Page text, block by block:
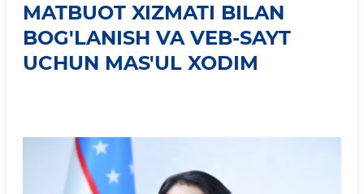
MATBUOT XIZMATI BILAN
BOG'LANISH VA VEB-SAYT
UCHUN MAS'UL XODIM